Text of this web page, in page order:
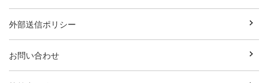
外部送信ポリシー
お問い合わせ